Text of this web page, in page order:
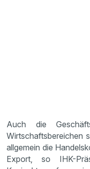
Auch die
Wirtschaftsbereichen
allgemein die
Export, so IHK-